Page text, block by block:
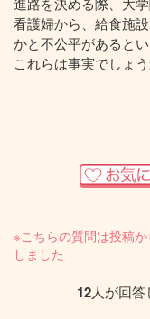
看護婦から、給食施
かと不公平があると
これらは事実でしょう
※こちらの質問は投稿
しました
12人が回答